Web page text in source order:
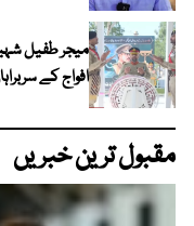
افواج کے
مقبول ترین خبریں